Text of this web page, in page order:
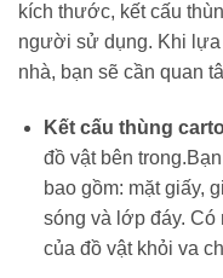
kích thước, kết cấu
người sử dụng. Khi lựa
nhà, bạn sẽ cần quan
Kết cấu thùng
đồ vật bên
bao gồm: mặt giấy,
sóng và lớp đáy.
của đồ vật khỏi va